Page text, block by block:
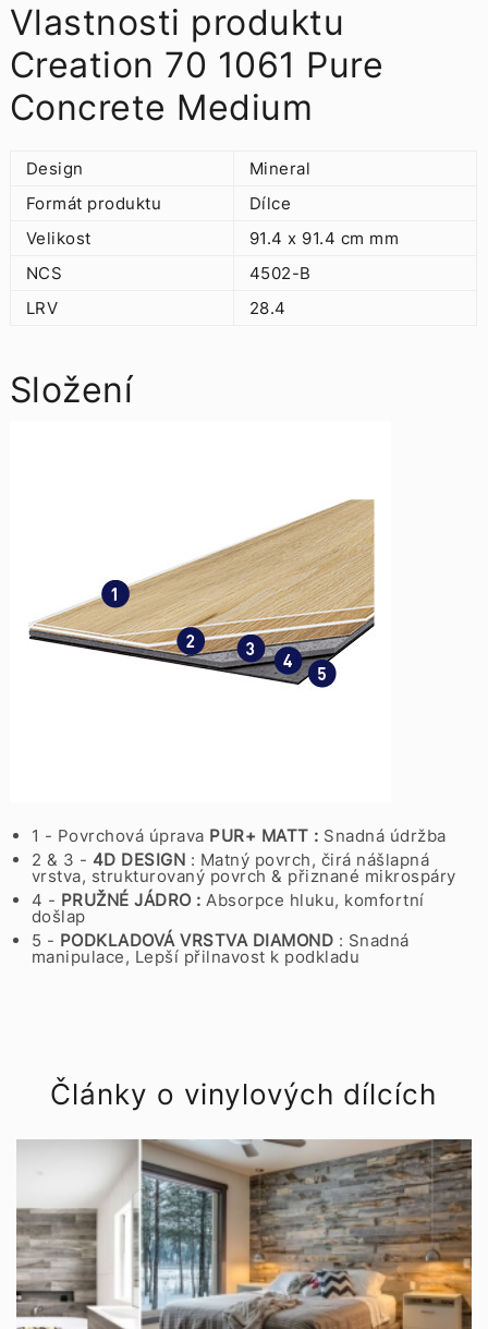
Vlastnosti produktu
Creation 70 1061 Pure
Concrete Medium
Design
Mineral
Formát produktu
Dílce
Velikost
91.4 x 91.4 cm mm
NCS
4502-B
LRV
28.4
Složení
1 - Povrchová úprava PUR+ MATT : Snadná údržba
2 & 3 - 4D DESIGN : Matný povrch, čirá nášlapná
vrstva, strukturovaný povrch & přiznané mikrospáry
4 - PRUŽNÉ JÁDRO : Absorpce hluku, komfortní
došlap
5 - PODKLADOVÁ VRSTVA DIAMOND : Snadná
manipulace, Lepší přilnavost k podkladu
Články o vinylových dílcích